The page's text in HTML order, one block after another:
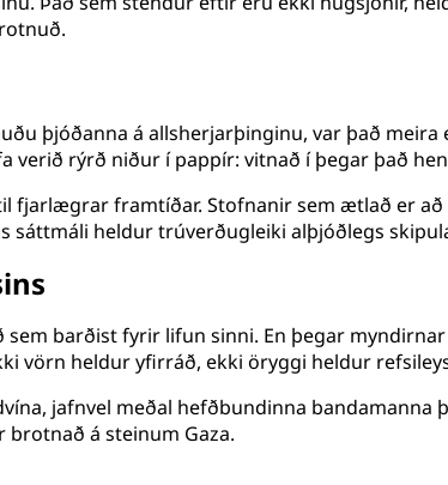
þjóðanna á allsherjarþinginu, var það
verið rýrð niður í pappír: vitnað í þegar það
fjarlægrar framtíðar. Stofnanir sem ætlað er
heldur trúverðugleiki alþjóðlegs
barðist fyrir lifun sinni. En þegar
vörn heldur yfirráð, ekki öryggi heldur
jafnvel meðal hefðbundinna bandamanna
á steinum Gaza.